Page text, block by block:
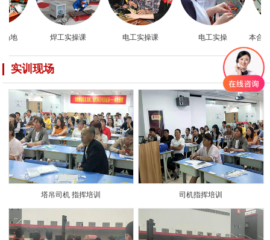
地 焊工实操课 电工实操课 电工实操 本合教
实训现场 更多>
塔吊司机 指挥培训 司机指挥培训